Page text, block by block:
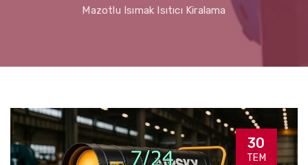
Mazotlu Isımak Isıtıcı Kiralama
30
TEM